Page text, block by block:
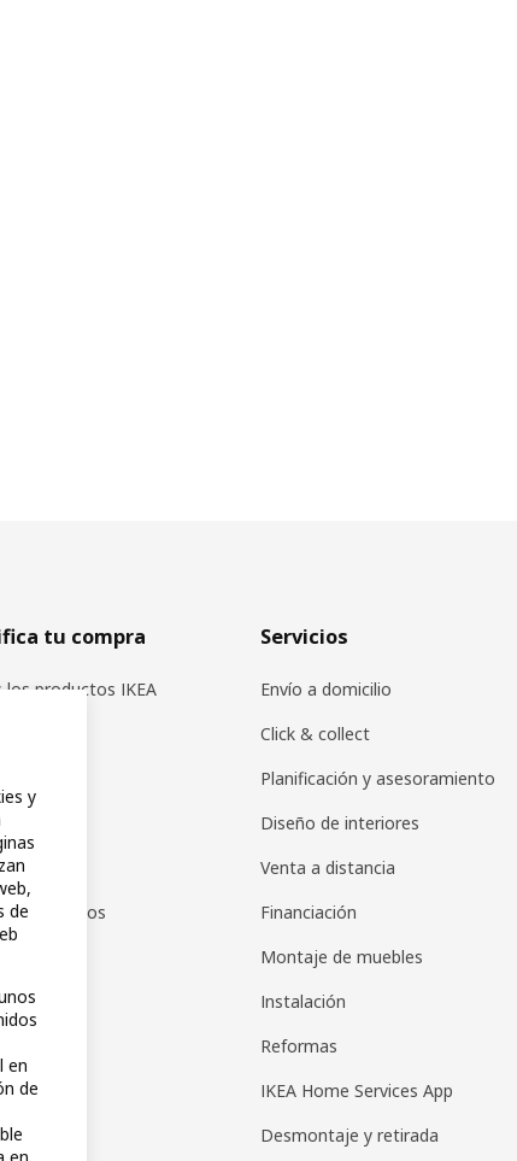
tu compra
los productos IKEA
en IKEA
productos
regalo
de pago
Servicios
Envío a domicilio
Click & collect
Planificación y asesoramiento
Diseño de interiores
Venta a distancia
Financiación
Montaje de muebles
Instalación
Reformas
IKEA Home Services App
Desmontaje y retirada
y
de
en
de